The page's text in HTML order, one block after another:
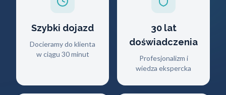
Szybki dojazd
Docieramy do klienta
w ciągu 30 minut
30 lat
doświadczenia
Profesjonalizm i
wiedza ekspercka